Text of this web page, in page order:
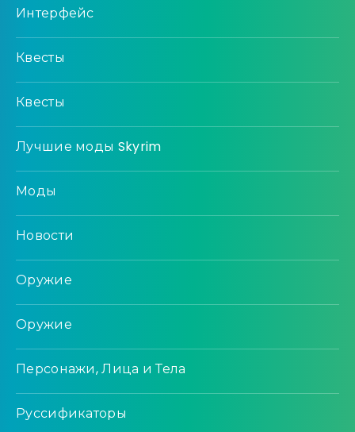
Интерфейс
Квесты
Квесты
Лучшие моды Skyrim
Моды
Новости
Оружие
Оружие
Персонажи, Лица и Тела
Руссификаторы